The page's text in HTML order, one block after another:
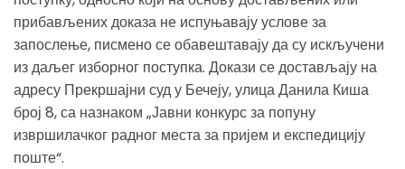
прибављених доказа не испуњавају услове за
запослење, писмено се обавештавају да су искључени
из даљег изборног поступка. Докази се достављају на
адресу Прекршајни суд у Бечеју, улица Данила Киша
број 8, са назнаком „Јавни конкурс за попуну
извршилачког радног места за пријем и експедицију
поште“.